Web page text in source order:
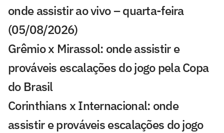
onde assistir ao vivo – quarta-feira
(05/08/2026)
Grêmio x Mirassol: onde assistir e
prováveis escalações do jogo pela Copa
do Brasil
Corinthians x Internacional: onde
assistir e prováveis escalações do jogo